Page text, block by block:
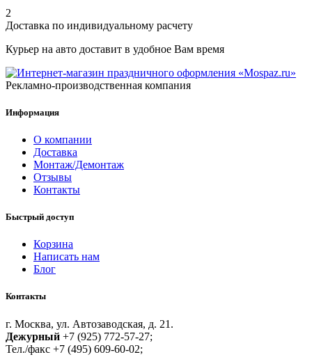
2
Доставка по индивидуальному расчету
Курьер на авто доставит в удобное Вам время
Рекламно-производственная компания
Информация
О компании
Доставка
Монтаж/Демонтаж
Отзывы
Контакты
Быстрый доступ
Корзина
Написать нам
Блог
Контакты
г. Москва, ул. Автозаводская, д. 21.
Дежурный +7 (925) 772-57-27;
Тел./факс +7 (495) 609-60-02;